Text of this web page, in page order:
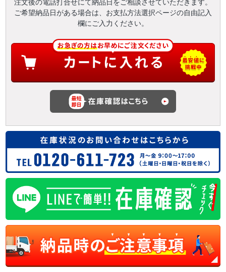
注文後の電話打合せにて納品日をご相談させていただきます。
ご希望納品日がある場合は、お支払方法選択ページの自由記入
欄にご入力ください。